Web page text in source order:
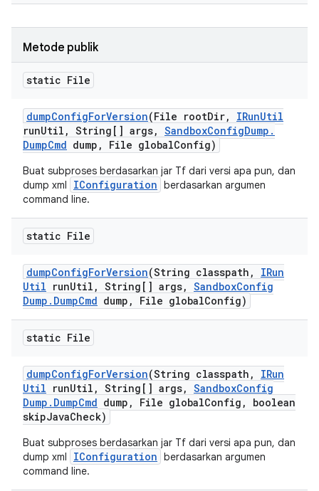
Metode publik
static File
dumpConfigForVersion(File rootDir, IRunUtil
runUtil , String[] args, SandboxConfigDump .
DumpCmd dump , File globalConfig)
Buat subproses berdasarkan jar Tf dari versi apa pun, dan
dump xml
IConfiguration berdasarkan argumen
command line.
static File
dumpConfigForVersion(String classpath ,
IRun
Util runUtil , String[] args, SandboxConfig
Dump . DumpCmd dump , File globalConfig)
static File
dumpConfigForVersion(String classpath ,
IRun
Util runUtil , String[] args, SandboxConfig
Dump . DumpCmd dump , File globalConfig ,
boolean
skipJavaCheck)
Buat subproses berdasarkan jar Tf dari versi apa pun, dan
dump xml
IConfiguration berdasarkan argumen
command line.